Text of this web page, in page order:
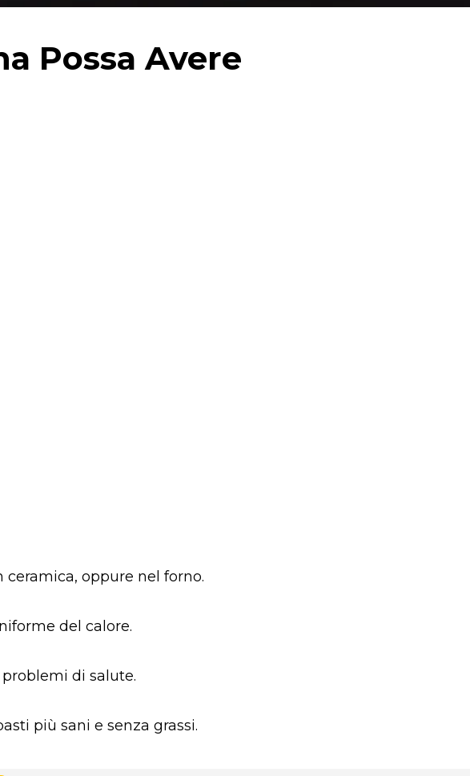
Possa Avere
oppure nel forno.
del calore.
di salute.
più sani e senza grassi.